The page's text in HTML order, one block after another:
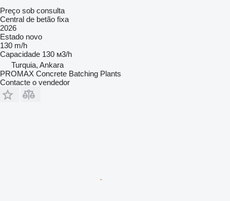
Preço sob consulta
Central de betão fixa
2026
Estado novo
130 m/h
Capacidade 130 м3/h
Turquia, Ankara
PROMAX Concrete Batching Plants
Contacte o vendedor